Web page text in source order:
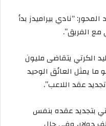
“نادي بيراميدز بدأ
مع الفريق”.
الكرتي يتقاضى مليون
ما يمثل العائق الوحيد
عقد اللاعب”.
بتجديد عقده بنفس